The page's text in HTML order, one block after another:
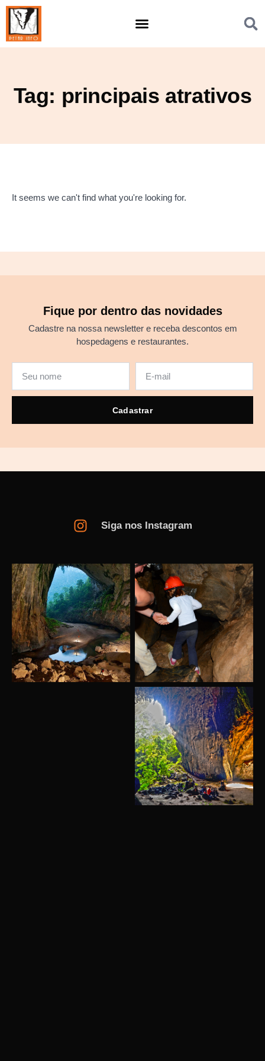
Tag: principais atrativos
It seems we can't find what you're looking for.
Fique por dentro das novidades
Cadastre na nossa newsletter e receba descontos em
hospedagens e restaurantes.
Cadastrar
Siga nos Instagram